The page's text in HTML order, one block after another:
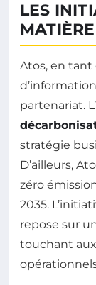
LES
Atos, en tant
partenariat.
stratégie
D’ailleurs,
zéro
2035.
repose sur
touchant